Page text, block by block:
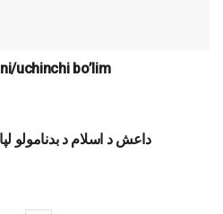
uchinchi bo’lim
داعش د اسلام د بدنامولو